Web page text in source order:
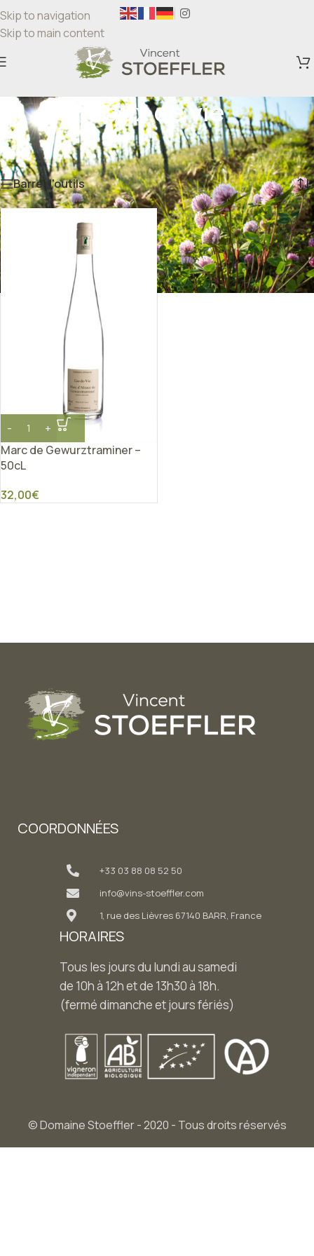
Skip to navigation
Skip to main content
Eaux de vie
Accueil/CHOIX PAR TYPE DE VIN/Eaux de vie
Voici le seul résultat
Barre d'outils
Marc de Gewurztraminer –
50cL
32,00€
COORDONNÉES
+33 03 88 08 52 50
info@vins-stoeffler.com
1, rue des Lièvres 67140 BARR, France
HORAIRES
Tous les jours du lundi au samedi
de 10h à 12h et de 13h30 à 18h.
(fermé dimanche et jours fériés)
© Domaine Stoeffler - 2020 - Tous droits réservés
Mentions légales–CGV